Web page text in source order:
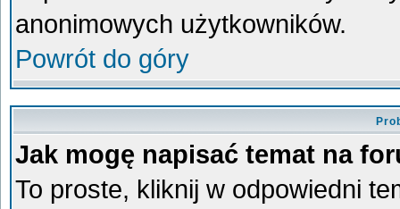
anonimowych użytkowników.
Powrót do góry
Jak mogę napisać temat na
To proste, kliknij w odpowiedni